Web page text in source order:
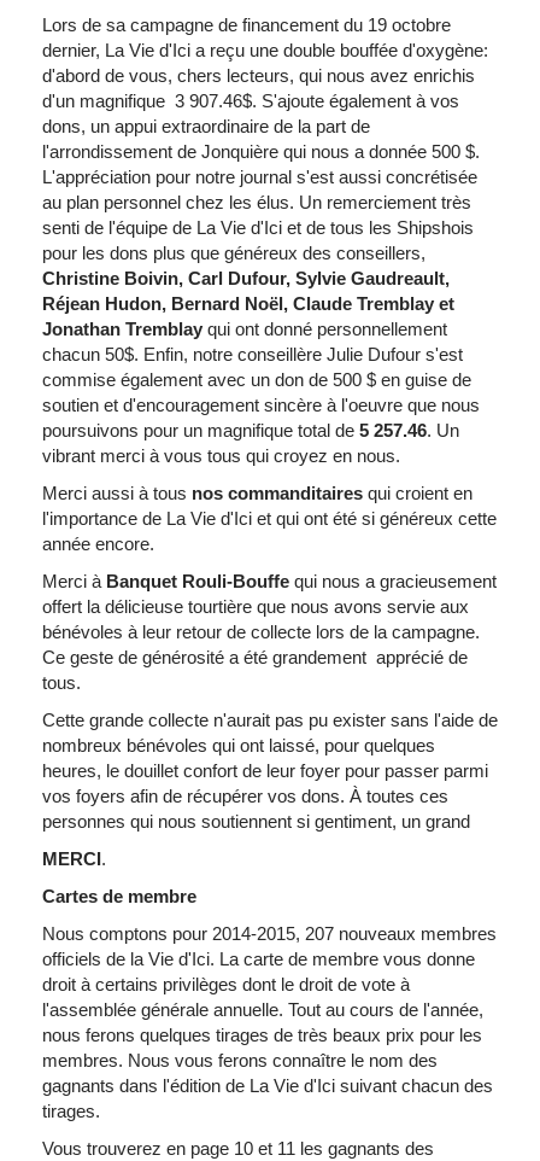
Lors de sa campagne de financement du 19 octobre
dernier, La Vie d'Ici a reçu une double bouffée d'oxygène:
d'abord de vous, chers lecteurs, qui nous avez enrichis
d'un magnifique 3 907.46$. S'ajoute également à vos
dons, un appui extraordinaire de la part de
l'arrondissement de Jonquière qui nous a donnée 500 $.
L'appréciation pour notre journal s'est aussi concrétisée
au plan personnel chez les élus. Un remerciement très
senti de l'équipe de La Vie d'Ici et de tous les Shipshois
pour les dons plus que généreux des conseillers,
Christine Boivin, Carl Dufour, Sylvie Gaudreault,
Réjean Hudon, Bernard Noël, Claude Tremblay et
Jonathan Tremblay qui ont donné personnellement
chacun 50$. Enfin, notre conseillère Julie Dufour s'est
commise également avec un don de 500 $ en guise de
soutien et d'encouragement sincère à l'oeuvre que nous
poursuivons pour un magnifique total de 5 257.46. Un
vibrant merci à vous tous qui croyez en nous.
Merci aussi à tous nos commanditaires qui croient en
l'importance de La Vie d'Ici et qui ont été si généreux cette
année encore.
Merci à Banquet Rouli-Bouffe qui nous a gracieusement
offert la délicieuse tourtière que nous avons servie aux
bénévoles à leur retour de collecte lors de la campagne.
Ce geste de générosité a été grandement apprécié de
tous.
Cette grande collecte n'aurait pas pu exister sans l'aide de
nombreux bénévoles qui ont laissé, pour quelques
heures, le douillet confort de leur foyer pour passer parmi
vos foyers afin de récupérer vos dons. À toutes ces
personnes qui nous soutiennent si gentiment, un grand
MERCI.
Cartes de membre
Nous comptons pour 2014-2015, 207 nouveaux membres
officiels de la Vie d'Ici. La carte de membre vous donne
droit à certains privilèges dont le droit de vote à
l'assemblée générale annuelle. Tout au cours de l'année,
nous ferons quelques tirages de très beaux prix pour les
membres. Nous vous ferons connaître le nom des
gagnants dans l'édition de La Vie d'Ici suivant chacun des
tirages.
Vous trouverez en page 10 et 11 les gagnants des